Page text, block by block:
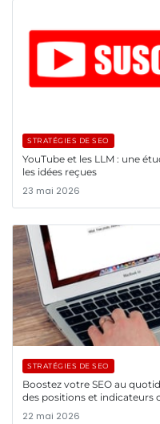
STRATÉGIES DE SEO
YouTube et les LLM : une
les idées reçues
23 mai 2026
STRATÉGIES DE SEO
Boostez votre SEO au
des positions et indicateurs
22 mai 2026